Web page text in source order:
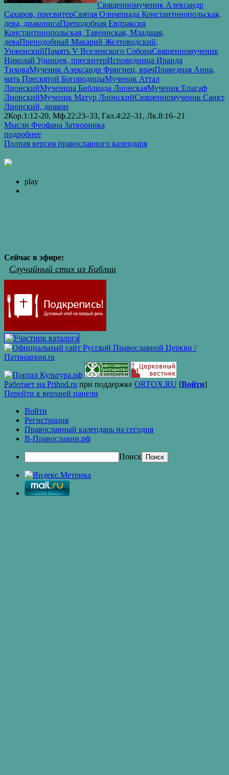
Священномученик Александр
Сахаров, пресвитерСвятая Олимпиада Константинопольская,
дева, диаконисаПреподобная Евпраксия
Константинопольская, Тавеннская, Младшая,
деваПреподобный Макарий Желтоводский,
УнженскийПамять V Вселенского СобораСвященномученик
Николай Удинцев, пресвитерИсповедница Ираида
ТиховаМученик Александр Фригиец, врачПраведная Анна,
мать Пресвятой БогородицыМученик Аттал
ЛионскийМученица Библиада ЛионскаяМученик Епагаф
ЛионскийМученик Матур ЛионскийСвященномученик Санкт
Лионский, диакон
2Кор.1:12-20, Мф.22:23–33, Гал.4:22–31, Лк.8:16–21
Мысли Феофана Затворника
подробнее
Полная версия православного календаря
play
Сейчас в эфире:
Случайный стих из Библии
Работает на Prihod.ru при поддержке ORTOX.RU [Войти]
Перейти к верхней панели
Войти
Регистрация
Православный календарь на сегодня
В-Православии.рф
Поиск